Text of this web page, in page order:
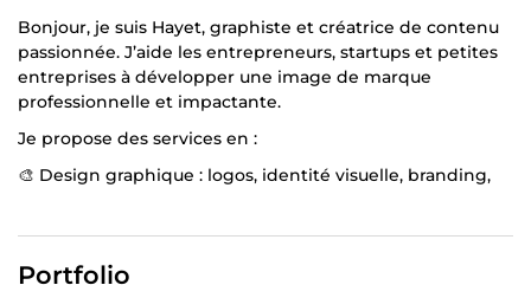
contenu multilingue
Bonjour, je suis Hayet, graphiste et créatrice de contenu
passionnée. J’aide les entrepreneurs, startups et petites
entreprises à développer une image de marque
professionnelle et impactante.
Je propose des services en :
🎨 Design graphique : logos, identité visuelle, branding,
Portfolio